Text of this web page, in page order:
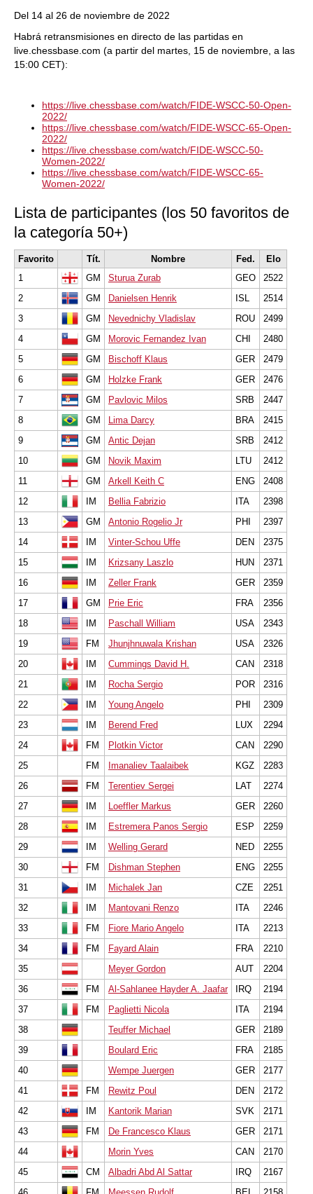
Del 14 al 26 de noviembre de 2022
Habrá retransmisiones en directo de las partidas en
live.chessbase.com (a partir del martes, 15 de noviembre, a las
15:00 CET):
https://live.chessbase.com/watch/FIDE-WSCC-50-Open-
2022/
https://live.chessbase.com/watch/FIDE-WSCC-65-Open-
2022/
https://live.chessbase.com/watch/FIDE-WSCC-50-
Women-2022/
https://live.chessbase.com/watch/FIDE-WSCC-65-
Women-2022/
Lista de participantes (los 50 favoritos de
la categoría 50+)
Favorito Tít. Nombre Fed.
Elo
1
GM Sturua Zurab GEO
2522
2
GM Danielsen Henrik ISL
2514
3
GM Nevednichy Vladislav ROU
2499
4
GM Morovic Fernandez Ivan CHI
2480
5
GM Bischoff Klaus GER
2479
6
GM Holzke Frank GER
2476
7
GM Pavlovic Milos SRB
2447
8
GM Lima Darcy BRA
2415
9
GM Antic Dejan SRB
2412
10
GM Novik Maxim LTU
2412
11
GM Arkell Keith C ENG
2408
12
IM Bellia Fabrizio ITA
2398
13
GM Antonio Rogelio Jr PHI
2397
14
IM Vinter-Schou Uffe DEN
2375
15
IM Krizsany Laszlo HUN
2371
16
IM Zeller Frank GER
2359
17
GM Prie Eric FRA
2356
18
IM Paschall William USA
2343
19
FM Jhunjhnuwala Krishan USA
2326
20
IM Cummings David H. CAN
2318
21
IM Rocha Sergio POR
2316
22
IM Young Angelo PHI
2309
23
IM Berend Fred LUX
2294
24
FM Plotkin Victor CAN
2290
25
FM Imanaliev Taalaibek KGZ
2283
26
FM Terentiev Sergei LAT
2274
27
IM Loeffler Markus GER
2260
28
IM Estremera Panos Sergio ESP
2259
29
IM Welling Gerard NED
2255
30
FM Dishman Stephen ENG
2255
31
IM Michalek Jan CZE
2251
32
IM Mantovani Renzo ITA
2246
33
FM Fiore Mario Angelo ITA
2213
34
FM Fayard Alain FRA
2210
35
Meyer Gordon AUT
2204
36
FM Al-Sahlanee Hayder A. Jaafar IRQ
2194
37
FM Paglietti Nicola ITA
2194
38
Teuffer Michael GER
2189
39
Boulard Eric FRA
2185
40
Wempe Juergen GER
2177
41
FM Rewitz Poul DEN
2172
42
IM Kantorik Marian SVK
2171
43
FM De Francesco Klaus GER
2171
44
Morin Yves CAN
2170
45
CM Albadri Abd Al Sattar IRQ
2167